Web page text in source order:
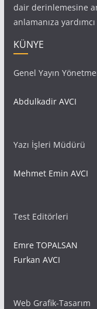
dair derinlemesine
anlamanıza
KÜNYE
Genel Yayın
Abdulkadir AVCI
Yazı İşleri Müdürü
Mehmet Emin AVCI
Test Editörleri
Emre TOPALSAN
Furkan AVCI
Web Grafik-Tasarım